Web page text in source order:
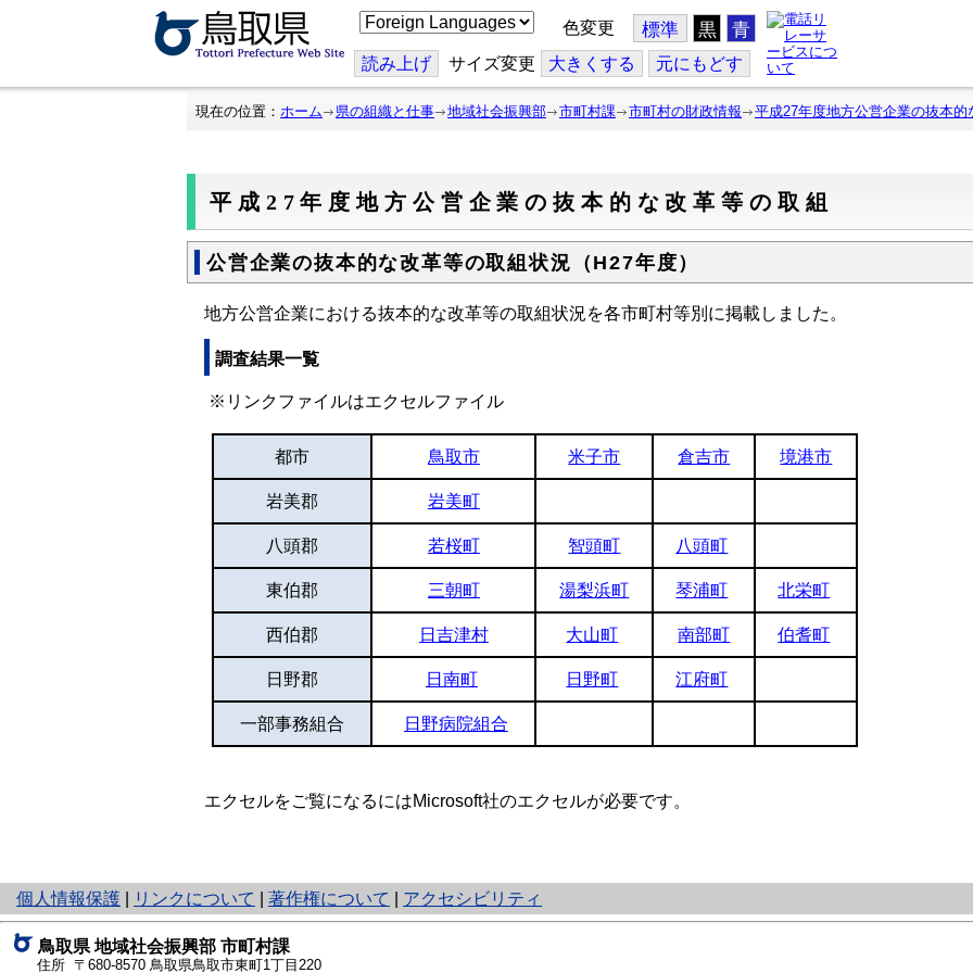
こ
の
ジ
を
翻
色変更 標準 黒 青
読み上げ サイズ変更 大きくする 元にもどす
現在の位置： ホーム 県の組織と仕事 地域社会振興部 市町村課 市町村の財政情報 平成27年度地方公営企業の抜本的
平成27年度地方公営企業の抜本的な改革等の取組
公営企業の抜本的な改革等の取組状況（H27年度）
地方公営企業における抜本的な改革等の取組状況を各市町村等別に掲載しました。
調査結果一覧
※リンクファイルはエクセルファイル
都市 鳥取市 米子市 倉吉市 境港市
岩美郡 岩美町
八頭郡 若桜町 智頭町 八頭町
東伯郡 三朝町 湯梨浜町 琴浦町 北栄町
西伯郡 日吉津村 大山町 南部町 伯耆町
日野郡 日南町 日野町 江府町
一部事務組合 日野病院組合
エクセルをご覧になるにはMicrosoft社のエクセルが必要です。
個人情報保護
と
り
ネ
ッ
リンクについて 著作権について アクセシビリティ
鳥取県 地域社会振興部 市町村課
住所 〒680-8570 鳥取県鳥取市東町1丁目220